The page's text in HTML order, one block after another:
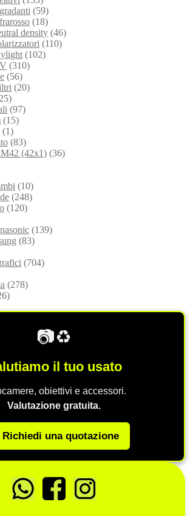
(59)
(18)
density (46)
(110)
(102)
(310)
(56)
(20)
(97)
(15)
(1)
(83)
(42x1) (36)
(10)
(248)
(120)
(139)
(83)
(704)
(278)
📷♻️
il tuo usato
obiettivi e accessori.
Valutazione gratuita.
Richiedi una quotazione